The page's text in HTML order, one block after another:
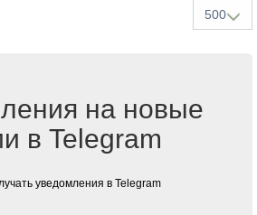
500
на новые
в Telegram
уведомления в Telegram